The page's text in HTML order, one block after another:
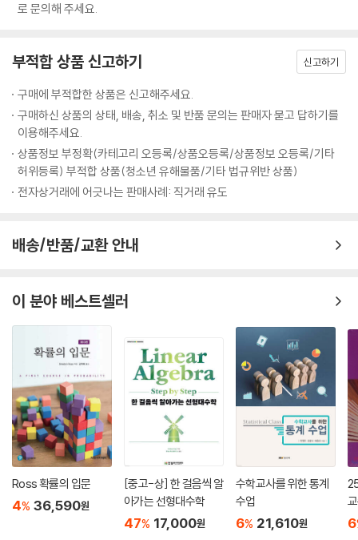
(2) 삼투는 물이 확산으로 이동하는 현상이다 56
(2) 운반단백질은 물질을 한쪽에서 다른 쪽으로 수송한다 58
한다 58
(4) 소낭은 물질을 포장하여 대량으로 수송한다 59
2.6 세포의 신호와 응답 61
2.7 세포소기관과 기능 62
(1) 세포소기관은 단백질을 합성하고 가공한다 62
(2) 세포소기관은 물질을 분비하기 위하여 상호작용한다 63
(4) 세포질에서는 단백질 합성이 일어난다 64
(5) 리소좀은 세포의 재활용 중추이다 65
(7) 미토콘드리아는 영양분으로부터 에너지를 얻는다 66
(1) 세포 구조 및 DNA 염기서열은
세포내공생론에 대한 증거를 제공한다 69
(2) 세포내공생이 어떻게 작용할 수 있었을까? 69
2.9 세포골격 70
(1) 미세소관은 튜불린단백질로 구성되어 있다 71
(2) 미세필라멘트는 액틴단백질로 구성되어 있다 71
(3) 중간필라멘트는 세포의 지지대로서 작용한다 72
제3장 세포의 에너지 획득 77
3.1 세포의 에너지 정의 80
로 문의해 주세요.
부적합 상품 신고하기 신고하기
구매에 부적합한 상품은 신고해주세요.
구매하신 상품의 상태, 배송, 취소 및 반품 문의는 판매자 묻고 답하기를
이용해주세요.
상품정보 부정확(카테고리 오등록/상품오등록/상품정보 오등록/기타
허위등록) 부적합 상품(청소년 유해물품/기타 법규위반 상품)
전자상거래에 어긋나는 판매사례: 직거래 유도
배송/반품/교환 안내
이 분야 베스트셀러
Ross 확률의 입문
4% 36,590원
[중고-상] 한 걸음씩 알
아가는 선형대수학
47% 17,000원
수학교사를 위한 통계
수업
6% 21,610원 6